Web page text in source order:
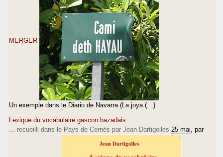
MERGER
Un exemple dans le Diario de Navarra (La joya (…)
Lexique du vocabulaire gascon bazadais
... recueilli dans le Pays de Cernès par Jean Dartigolles 25 mai , par